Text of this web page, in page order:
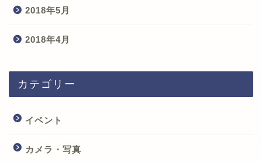
2018年5月
2018年4月
カテゴリー
イベント
カメラ・写真